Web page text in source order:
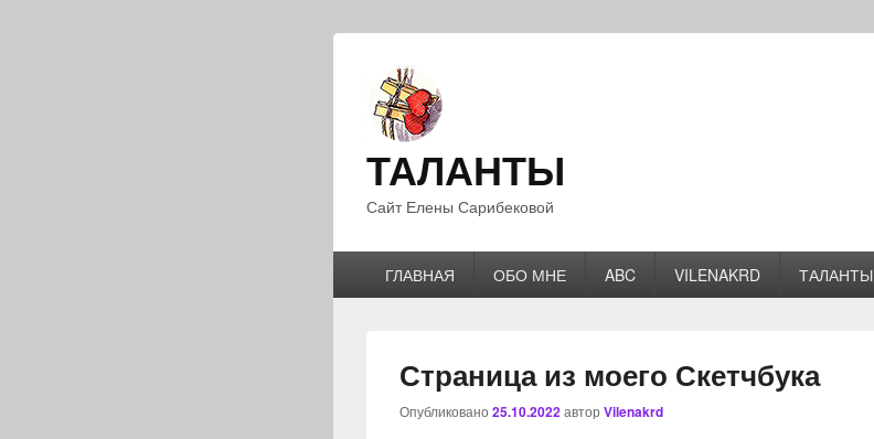
ТАЛАНТЫ
Сайт Елены Сарибековой
ГЛАВНАЯ ОБО МНЕ ABC VILENAKRD ТАЛАНТЫ
Страница из моего Скетчбука
Опубликовано 25.10.2022автор Vilenakrd